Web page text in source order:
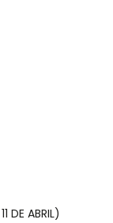
DE ABRIL)